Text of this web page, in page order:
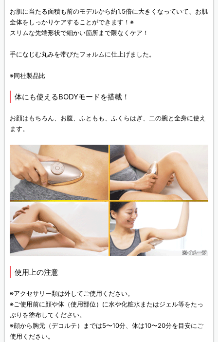
お肌に当たる面積も前のモデルから約1.5倍に大きくなっていて、お肌
全体をしっかりケアすることができます！※
スリムな先端形状で細かい箇所まで隈なくケア！
手になじむ丸みを帯びたフォルムに仕上げました。
※同社製品比
体にも使えるBODYモードを搭載！
お顔はもちろん、お腹、ふともも、ふくらはぎ、二の腕と全身に使え
ます。
使用上の注意
※アクセサリー類は外してご使用ください。
※ご使用前に顔や体（使用部位）に水や化粧水またはジェル等をたっ
ぷりを塗布してください。
※顔から胸元（デコルテ）までは5〜10分、体は10〜20分を目安にご
使用ください。